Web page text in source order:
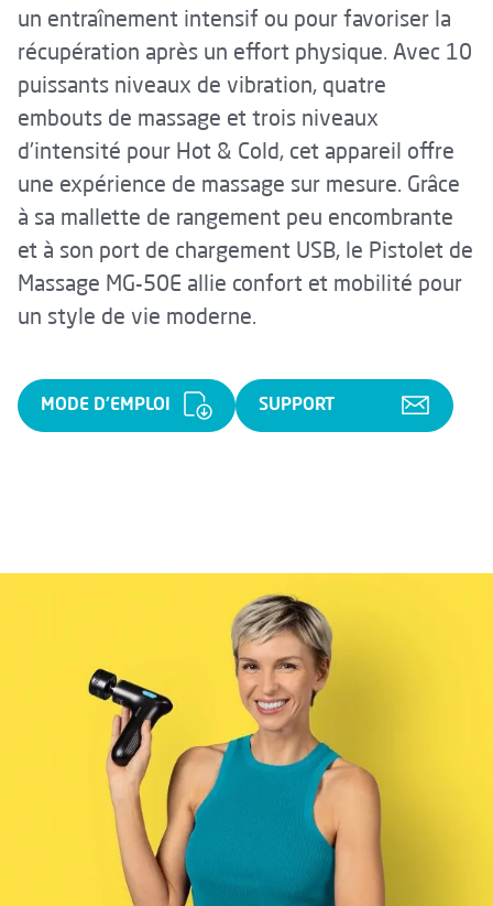
un entraînement intensif ou pour favoriser la
récupération après un effort physique. Avec 10
puissants niveaux de vibration, quatre
embouts de massage et trois niveaux
d'intensité pour Hot & Cold, cet appareil offre
une expérience de massage sur mesure. Grâce
à sa mallette de rangement peu encombrante
et à son port de chargement USB, le Pistolet de
Massage MG-50E allie confort et mobilité pour
un style de vie moderne.
MODE D'EMPLOI SUPPORT